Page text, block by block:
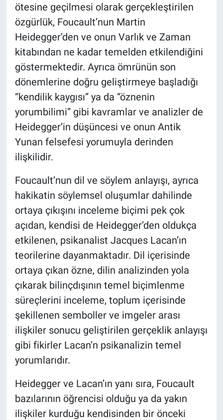
ötesine geçilmesi olarak gerçekleştirilen
özgürlük, Foucault’nun Martin
Heidegger’den ve onun Varlık ve Zaman
kitabından ne kadar temelden etkilendiğini
göstermektedir. Ayrıca ömrünün son
dönemlerine doğru geliştirmeye başladığı
“kendilik kaygısı” ya da “öznenin
yorumbilimi” gibi kavramlar ve analizler de
Heidegger’in düşüncesi ve onun Antik
Yunan felsefesi yorumuyla derinden
ilişkilidir.
Foucault’nun dil ve söylem anlayışı, ayrıca
hakikatin söylemsel oluşumlar dahilinde
ortaya çıkışını inceleme biçimi pek çok
açıdan, kendisi de Heidegger’den oldukça
etkilenen, psikanalist Jacques Lacan’ın
teorilerine dayanmaktadır. Dil içerisinde
ortaya çıkan özne, dilin analizinden yola
çıkarak bilinçdışının temel biçimlenme
süreçlerini inceleme, toplum içerisinde
şekillenen semboller ve imgeler arası
ilişkiler sonucu geliştirilen gerçeklik anlayışı
gibi fikirler Lacan’n psikanalizin temel
yorumlarıdır.
Heidegger ve Lacan’ın yanı sıra, Foucault
bazılarının öğrencisi olduğu ya da yakın
ilişkiler kurduğu kendisinden bir önceki